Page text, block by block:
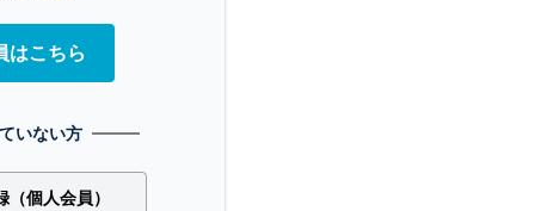
はこちら
いない方
個人会員）